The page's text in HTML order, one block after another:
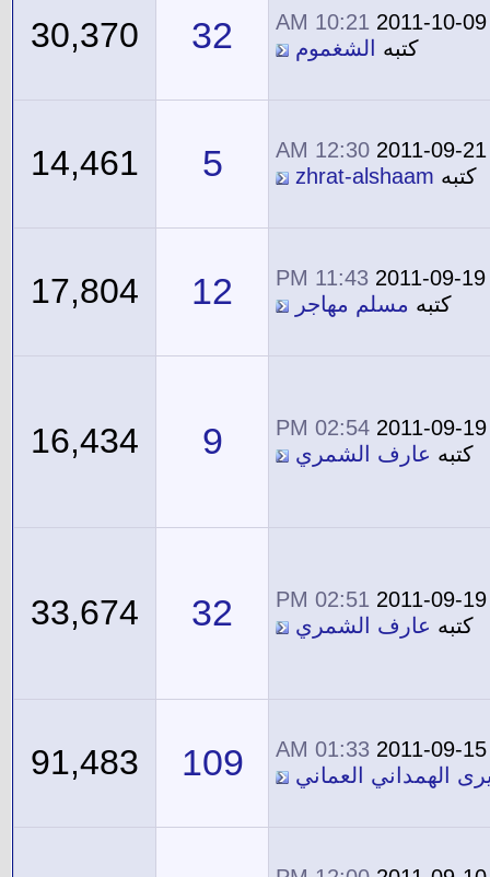
2011-10-09
10:21 AM
كتبه
الشغموم 32
30,370
2011-09-21
12:30 AM
كتبه zhrat-alshaam
5
14,461
2011-09-19
11:43 PM
كتبه مسلم مهاجر 12
17,804
2011-09-19
02:54 PM
كتبه عارف الشمري 9
16,434
2011-09-19
02:51 PM
كتبه عارف الشمري 32
33,674
2011-09-15
01:33 AM
الهمداني العماني
109
91,483